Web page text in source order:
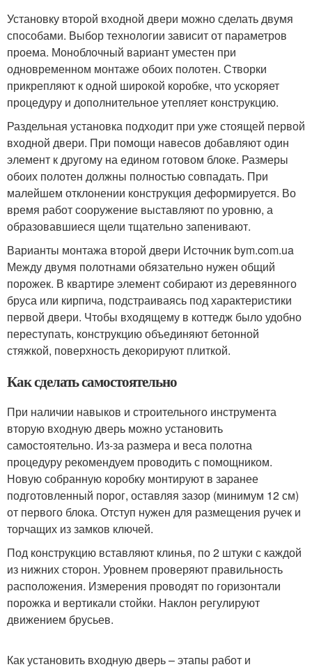
Установку второй входной двери можно сделать двумя
способами. Выбор технологии зависит от параметров
проема. Моноблочный вариант уместен при
одновременном монтаже обоих полотен. Створки
прикрепляют к одной широкой коробке, что ускоряет
процедуру и дополнительное утепляет конструкцию.
Раздельная установка подходит при уже стоящей первой
входной двери. При помощи навесов добавляют один
элемент к другому на едином готовом блоке. Размеры
обоих полотен должны полностью совпадать. При
малейшем отклонении конструкция деформируется. Во
время работ сооружение выставляют по уровню, а
образовавшиеся щели тщательно запенивают.
Варианты монтажа второй двери Источник bym.com.ua
Между двумя полотнами обязательно нужен общий
порожек. В квартире элемент собирают из деревянного
бруса или кирпича, подстраиваясь под характеристики
первой двери. Чтобы входящему в коттедж было удобно
переступать, конструкцию объединяют бетонной
стяжкой, поверхность декорируют плиткой.
Как сделать самостоятельно
При наличии навыков и строительного инструмента
вторую входную дверь можно установить
самостоятельно. Из-за размера и веса полотна
процедуру рекомендуем проводить с помощником.
Новую собранную коробку монтируют в заранее
подготовленный порог, оставляя зазор (минимум 12 см)
от первого блока. Отступ нужен для размещения ручек и
торчащих из замков ключей.
Под конструкцию вставляют клинья, по 2 штуки с каждой
из нижних сторон. Уровнем проверяют правильность
расположения. Измерения проводят по горизонтали
порожка и вертикали стойки. Наклон регулируют
движением брусьев.
Как установить входную дверь – этапы работ и